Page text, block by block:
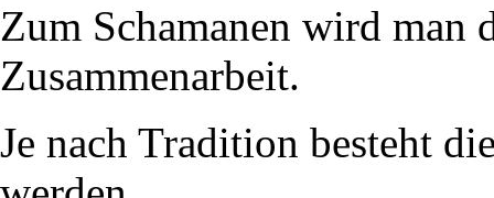
Zum Schamanen wird man
Zusammenarbeit.
Je nach Tradition besteht